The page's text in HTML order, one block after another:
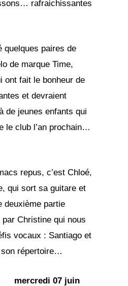
rafraichissantes
quelques paires de
de marque Time,
ont fait le bonheur de
et devraient
de jeunes enfants qui
le club l’an prochain…
repus, c’est Chloé,
qui sort sa guitare et
deuxième partie
Christine qui nous
vocaux : Santiago et
répertoire…
mercredi 07 juin